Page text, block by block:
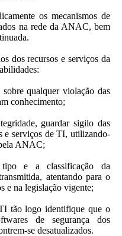
os mecanismos de
na rede da ANAC, bem
dos recursos e serviços da
qualquer violação das
conhecimento;
guardar sigilo das
e serviços de TI, utilizando-
ANAC;
e a classificação da
atentando para o
e na legislação vigente;
tão logo identifique que o
de segurança dos
se desatualizados.